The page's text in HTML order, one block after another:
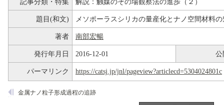
題目(和文) メソポーラスシリカの量産化とナノ空間材料
著者 南部宏暢
発行年月日 2016-12-01 公
パーマリンク https://catsj.jp/jnl/pageview?articlecd=5304024801c
金属ナノ粒子形成過程の追跡